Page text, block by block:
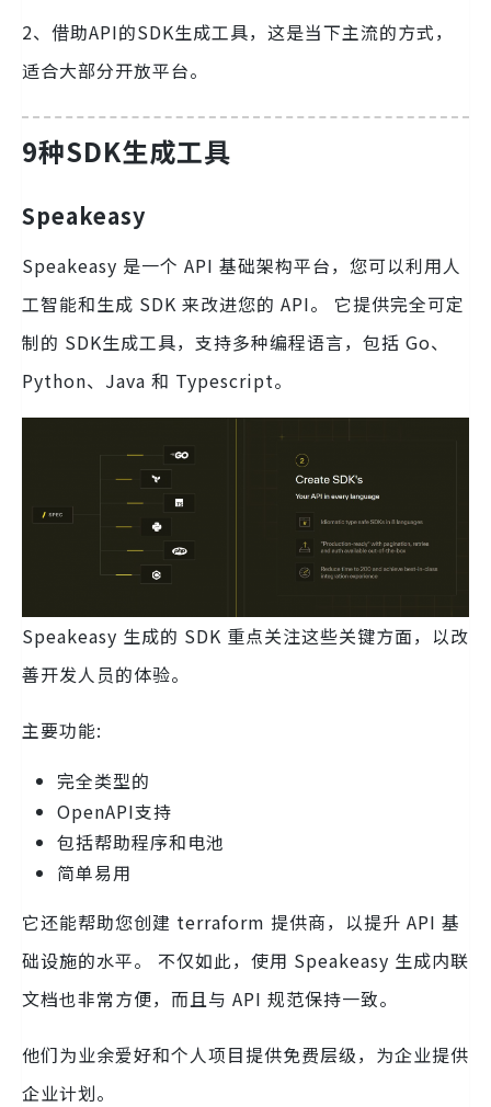
2、借助API的SDK生成工具，这是当下主流的方式，
适合大部分开放平台。
9种SDK生成工具
Speakeasy
Speakeasy 是一个 API 基础架构平台，您可以利用人
工智能和生成 SDK 来改进您的 API。 它提供完全可定
制的 SDK生成工具，支持多种编程语言，包括 Go、
Python、Java 和 Typescript。
Speakeasy 生成的 SDK 重点关注这些关键方面，以改
善开发人员的体验。
主要功能:
完全类型的
OpenAPI支持
包括帮助程序和电池
简单易用
它还能帮助您创建 terraform 提供商，以提升 API 基
础设施的水平。 不仅如此，使用 Speakeasy 生成内联
文档也非常方便，而且与 API 规范保持一致。
他们为业余爱好和个人项目提供免费层级，为企业提供
企业计划。